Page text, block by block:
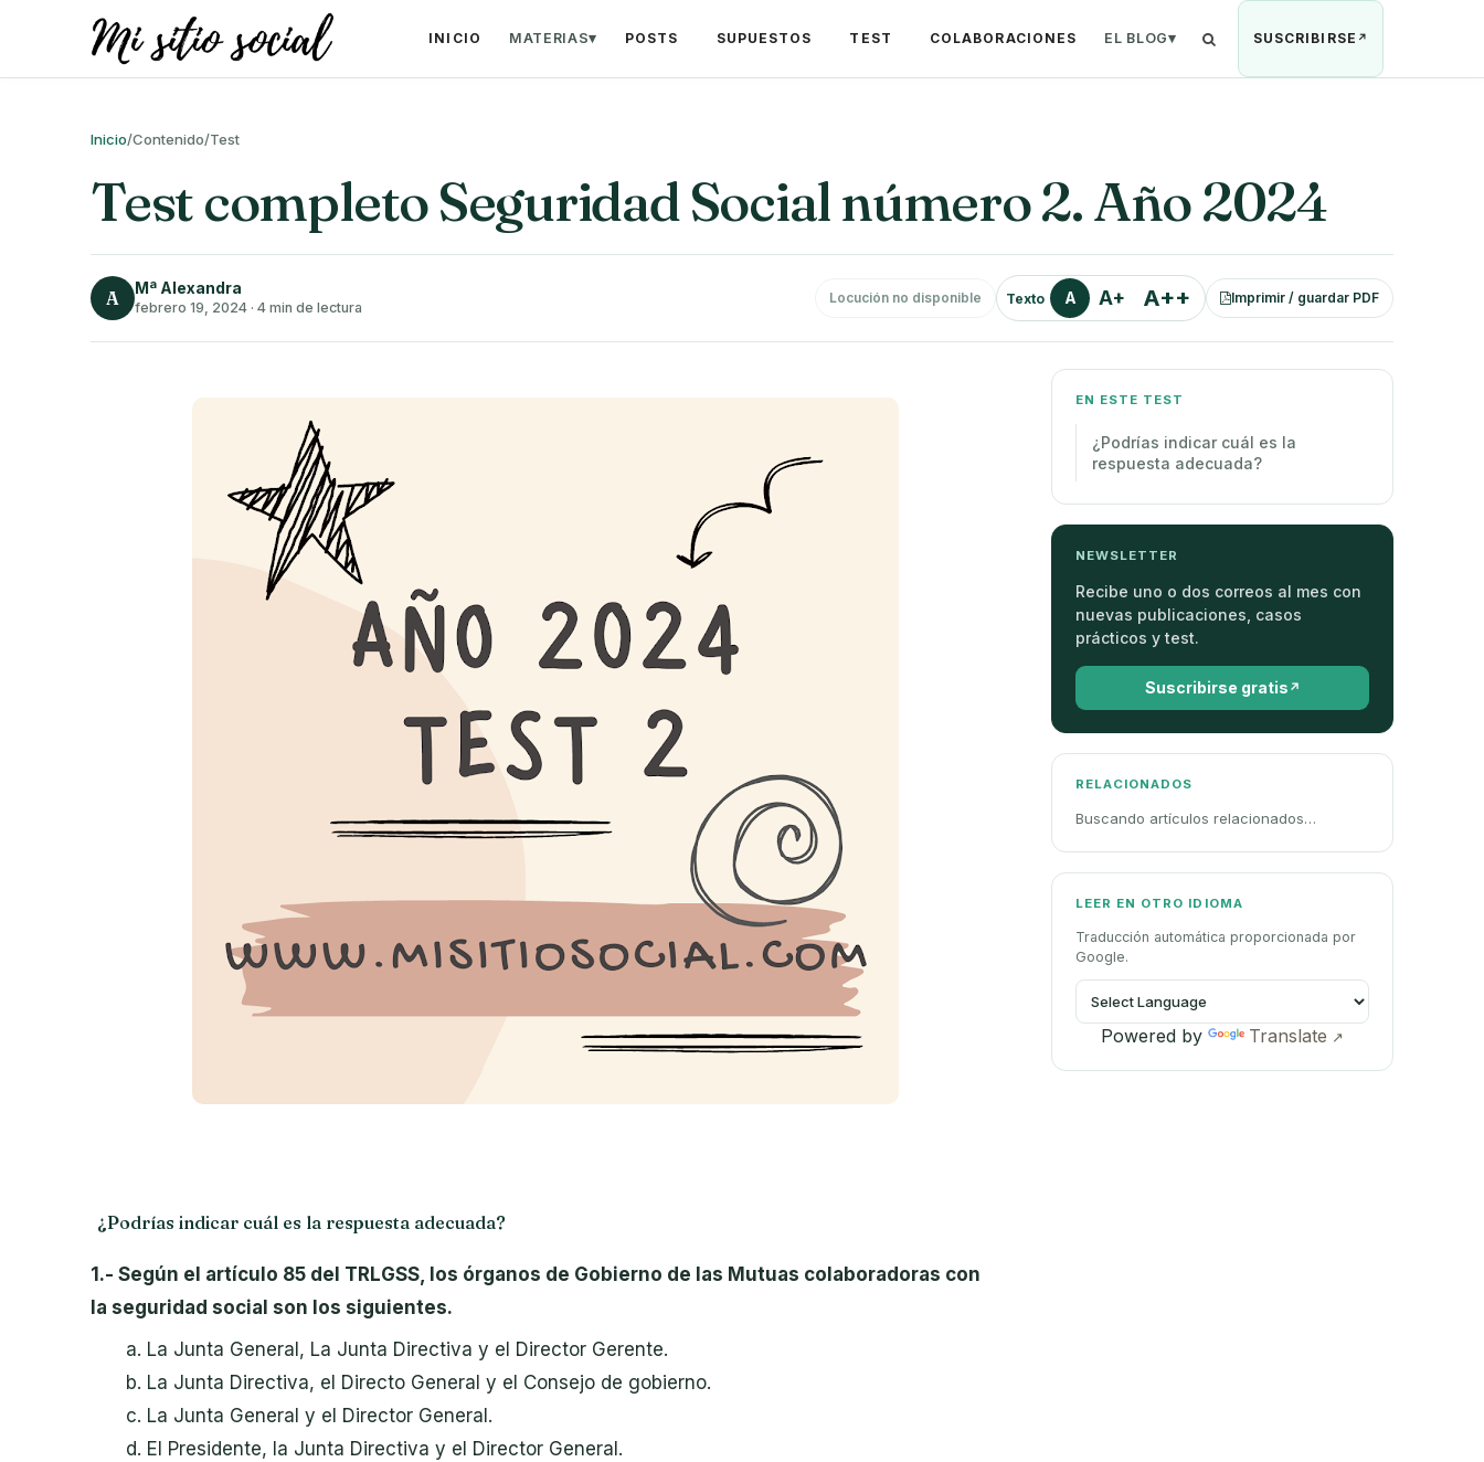
INICIO MATERIAS▾ POSTS SUPUESTOS TEST COLABORACIONES EL BLOG▾ BuscarSUSCRIBIRSE
Inicio/Contenido/Test
Test completo Seguridad Social número 2. Año 2024
A Mª Alexandra
febrero 19, 2024 · 4 min de lectura
Locución no disponible Texto A A+ A++ Imprimir / guardar PDF
¿Podrías indicar cuál es la respuesta adecuada?
1.- Según el artículo 85 del TRLGSS, los órganos de Gobierno de las Mutuas colaboradoras con
la seguridad social son los siguientes.
La Junta General, La Junta Directiva y el Director Gerente.
La Junta Directiva, el Directo General y el Consejo de gobierno.
La Junta General y el Director General.
El Presidente, la Junta Directiva y el Director General.
EN ESTE TEST
¿Podrías indicar cuál es la
respuesta adecuada?
NEWSLETTER
Recibe uno o dos correos al mes con
nuevas publicaciones, casos
prácticos y test.
Suscribirse gratis
RELACIONADOS
Buscando artículos relacionados…
LEER EN OTRO IDIOMA
Traducción automática proporcionada por
Google.
Powered by Translate